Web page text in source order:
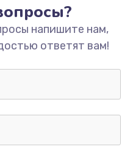
напишите нам,
ответят вам!